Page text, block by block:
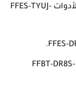
كود يوفر مجموعة من الأسلحة والأدوات FFES-TYUJ-
كود يمنح اللاعبين أدوات وأسلحة FFBT-DR8S-